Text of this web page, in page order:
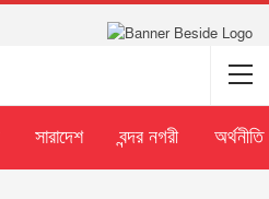
সারাদেশ বন্দর নগরী অর্থনীতি